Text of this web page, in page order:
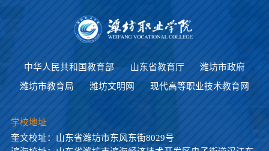
中华人民共和国教育部 山东省教育厅
潍坊市政府
潍坊市教育局
潍坊文明网 现代高等职业技术教育网
学校地址
奎文校址：山东省潍坊市东风东街8029号